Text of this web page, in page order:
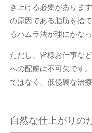
き上げる必要がありま
の原因である脂肪を捨
るハムラ法が理にかな
ただし、皆様お仕事な
への配慮は不可欠です
ではなく、低侵襲な治
自然な仕上がりの